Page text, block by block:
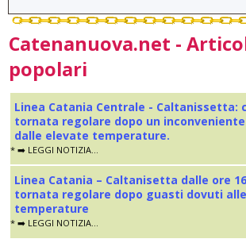
Catenanuova.net -
popolari
Linea Catania Centrale - Caltanissetta:
tornata regolare dopo un
dalle elevate temperature.
* ➡️ LEGGI NOTIZIA...
Linea Catania – Caltanisetta dalle ore
tornata regolare dopo guasti dovuti
temperature
* ➡️ LEGGI NOTIZIA...